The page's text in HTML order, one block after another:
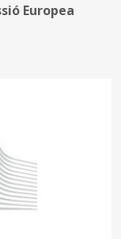
Europea